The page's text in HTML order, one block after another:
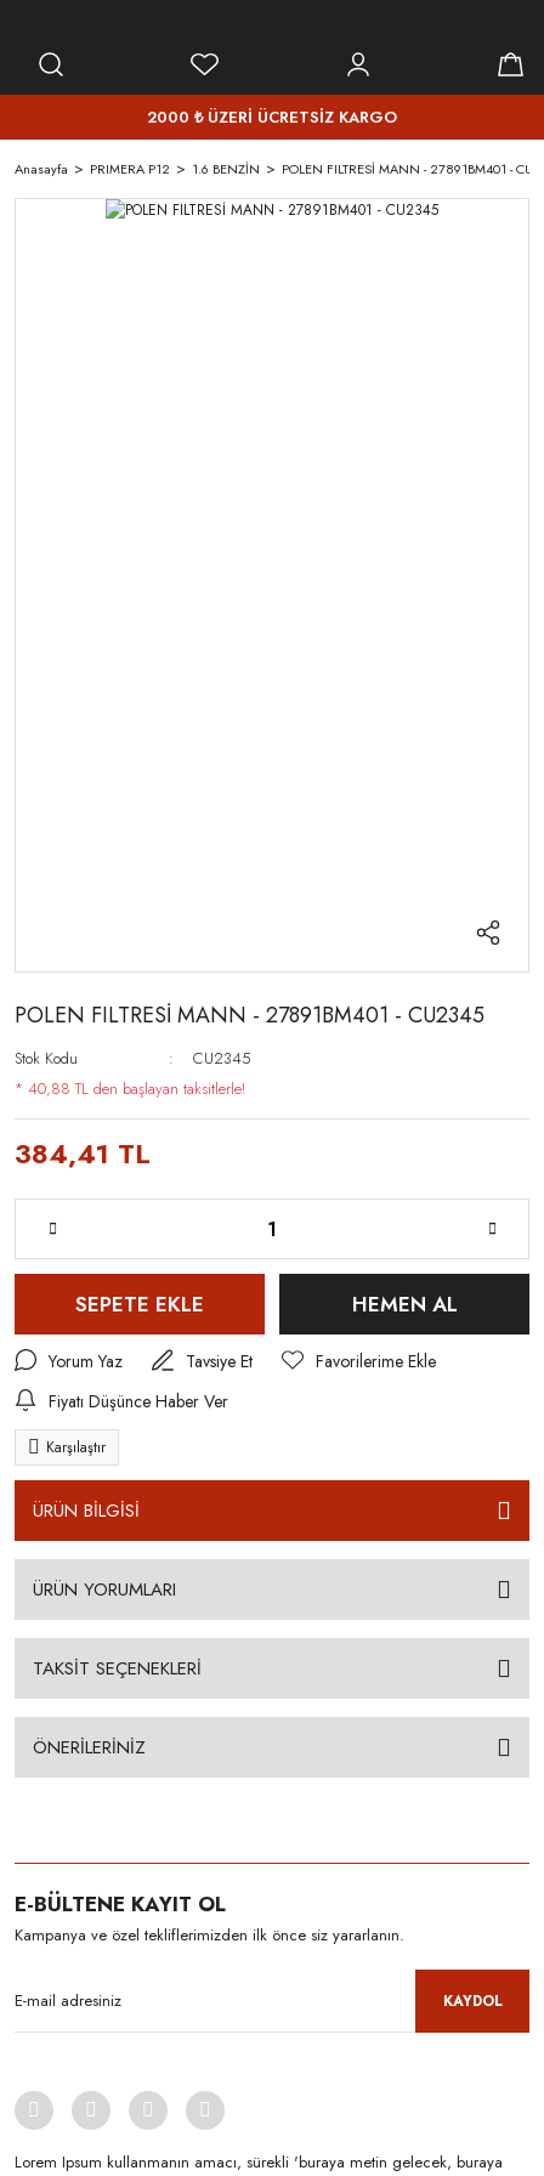
2000 ₺ ÜZERİ ÜCRETSİZ KARGO
Anasayfa PRIMERA P12 1.6 BENZİN POLEN FILTRESİ MANN - 27891BM401 -
POLEN FILTRESİ MANN - 27891BM401 - CU2345
Stok Kodu
CU2345
* 40,88 TL den başlayan taksitlerle!
384,41 TL
SEPETE EKLE HEMEN AL
Yorum Yaz
Tavsiye Et
Fiyatı Düşünce Haber Ver
Karşılaştır
ÜRÜN BİLGİSİ
ÜRÜN YORUMLARI
TAKSİT SEÇENEKLERİ
ÖNERİLERİNİZ
E-BÜLTENE KAYIT OL
Kampanya ve özel tekliflerimizden ilk önce siz yararlanın.
KAYDOL
Lorem Ipsum kullanmanın amacı, sürekli 'buraya metin gelecek, buraya